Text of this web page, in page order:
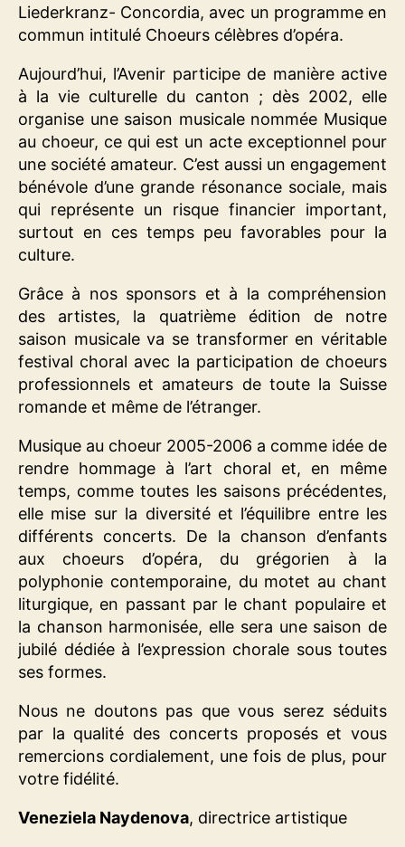
Liederkranz- Concordia, avec un programme en
commun intitulé Choeurs célèbres d’opéra.
Aujourd’hui, l’Avenir participe de manière active
à la vie culturelle du canton ; dès 2002, elle
organise une saison musicale nommée Musique
au choeur, ce qui est un acte exceptionnel pour
une société amateur. C’est aussi un engagement
bénévole d’une grande résonance sociale, mais
qui représente un risque financier important,
surtout en ces temps peu favorables pour la
culture.
Grâce à nos sponsors et à la compréhension
des artistes, la quatrième édition de notre
saison musicale va se transformer en véritable
festival choral avec la participation de choeurs
professionnels et amateurs de toute la Suisse
romande et même de l’étranger.
Musique au choeur 2005-2006 a comme idée de
rendre hommage à l’art choral et, en même
temps, comme toutes les saisons précédentes,
elle mise sur la diversité et l’équilibre entre les
différents concerts. De la chanson d’enfants
aux choeurs d’opéra, du grégorien à la
polyphonie contemporaine, du motet au chant
liturgique, en passant par le chant populaire et
la chanson harmonisée, elle sera une saison de
jubilé dédiée à l’expression chorale sous toutes
ses formes.
Nous ne doutons pas que vous serez séduits
par la qualité des concerts proposés et vous
remercions cordialement, une fois de plus, pour
votre fidélité.
Veneziela Naydenova, directrice artistique